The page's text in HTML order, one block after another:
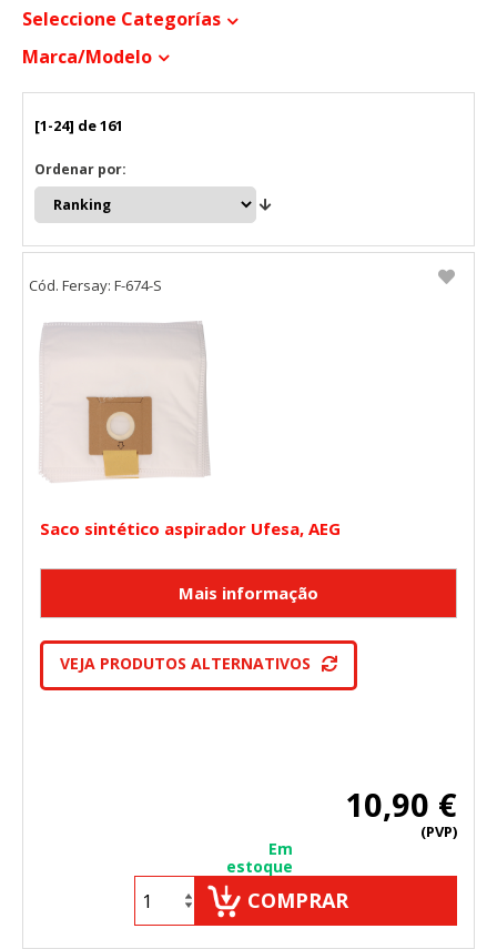
Seleccione Categorías
Marca/modelo
[1-24] de 161
Ordenar por:
Saco sintético aspirador Ufesa, AEG
VEJA PRODUTOS ALTERNATIVOS
10,90 €
(PVP)
Em
estoque
COMPRAR
Cód. Fersay: F-674-S